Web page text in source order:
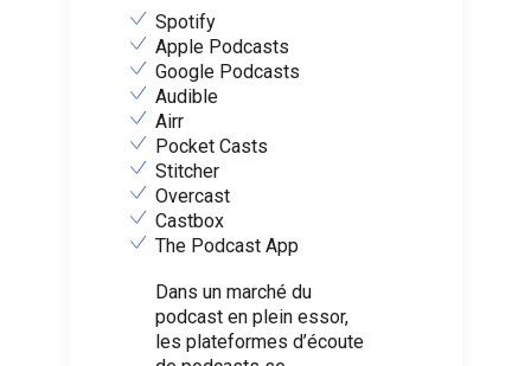
Spotify
Apple Podcasts
Google Podcasts
Audible
Airr
Pocket Casts
Stitcher
Overcast
Castbox
The Podcast App
Dans un marché du
podcast en plein essor,
les plateformes d’écoute